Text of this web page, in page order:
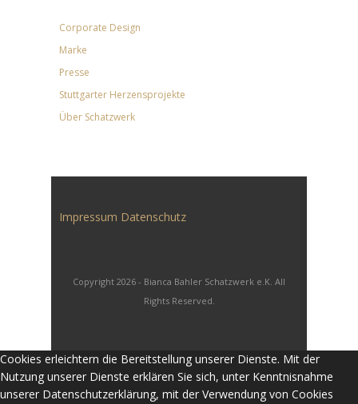
Corporate Design
Marke
Presse
Stuttgarter Herzensprojekte
Über Schatzwerk
Impressum Datenschutz
Copyright 2026 - Bianca Bahler Schatzwerk e.K. All
Rights Reserved.
Cookies erleichtern die Bereitstellung unserer Dienste. Mit der
Nutzung unserer Dienste erklären Sie sich, unter Kenntnisnahme
unserer Datenschutzerklärung, mit der Verwendung von Cookies